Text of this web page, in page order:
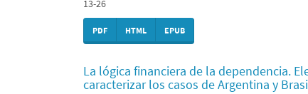
13-26
PDF HTML EPUB
La lógica financiera de la dependencia.
caracterizar los casos de Argentina y